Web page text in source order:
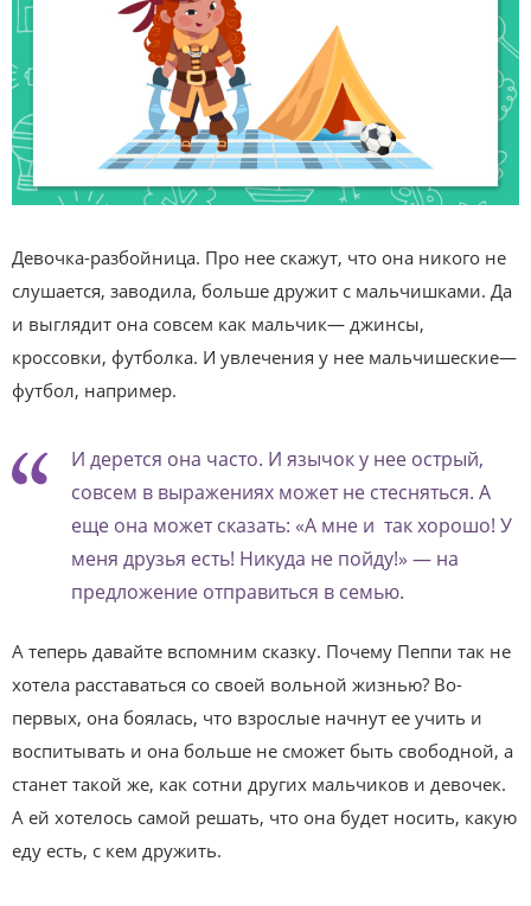
Девочка-разбойница. Про нее скажут, что она никого не
слушается, заводила, больше дружит с мальчишками. Да
и вы­глядит она совсем как мальчик— джинсы,
кроссовки, футболка. И увлечения у нее мальчишеские—
футбол, например.
И дерется она часто. И язычок у нее острый,
совсем в выражениях может не стесняться. А
еще она может сказать: «А мне и так хорошо! У
меня друзья есть! Никуда не пойду!» — на
предложение отправиться в семью.
А теперь давайте вспомним сказку. Почему Пеппи так не
хотела расставаться со своей вольной жизнью? Во-
первых, она боялась, что взрослые начнут ее учить и
воспитывать и она больше не сможет быть свободной, а
станет такой же, как сотни других мальчиков и девочек.
А ей хотелось самой решать, что она будет носить, какую
еду есть, с кем дружить.